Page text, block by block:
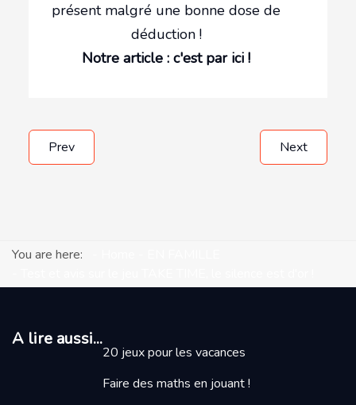
présent malgré une bonne dose de
déduction !
Notre article : c'est par ici !
Prev Next
You are here:
A lire aussi...
20 jeux pour les vacances
Faire des maths en jouant!